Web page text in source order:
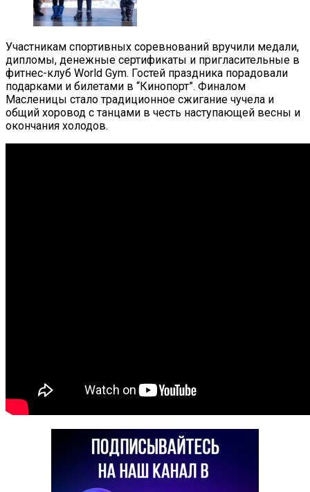
Участникам спортивных соревнований вручили медали,
дипломы, денежные сертификаты и пригласительные в
фитнес-клуб World Gym. Гостей праздника порадовали
подарками и билетами в “Кинопорт”. Финалом
Масленицы стало традиционное сжигание чучела и
общий хоровод с танцами в честь наступающей весны и
окончания холодов.